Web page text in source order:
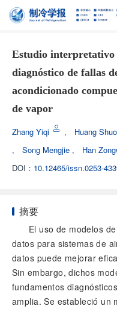
Estudio interpretativo
diagnóstico de fallas
acondicionado
de vapor
Zhang Yiqi , Huang
,
Song Mengjie ,
Han
DOI： 10.12465/issn.0253-
摘要
El uso de modelos
datos para sistemas de
datos puede mejorar
Sin embargo, dichos
fundamentos
amplia. Se estableció un